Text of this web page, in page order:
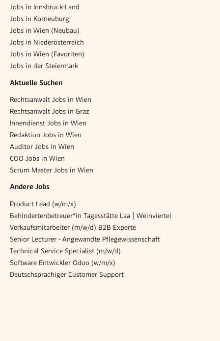
Jobs in Innsbruck-Land
Jobs in Korneuburg
Jobs in Wien (Neubau)
Jobs in Niederösterreich
Jobs in Wien (Favoriten)
Jobs in der Steiermark
Aktuelle Suchen
Rechtsanwalt Jobs in Wien
Rechtsanwalt Jobs in Graz
Innendienst Jobs in Wien
Redaktion Jobs in Wien
Auditor Jobs in Wien
COO Jobs in Wien
Scrum Master Jobs in Wien
Andere Jobs
Product Lead (w/m/x)
Behindertenbetreuer*in Tagesstätte Laa | Weinviertel
Verkaufsmitarbeiter (m/w/d) B2B Experte
Senior Lecturer - Angewandte Pflegewissenschaft
Technical Service Specialist (m/w/d)
Software Entwickler Odoo (w/m/x)
Deutschsprachiger Customer Support